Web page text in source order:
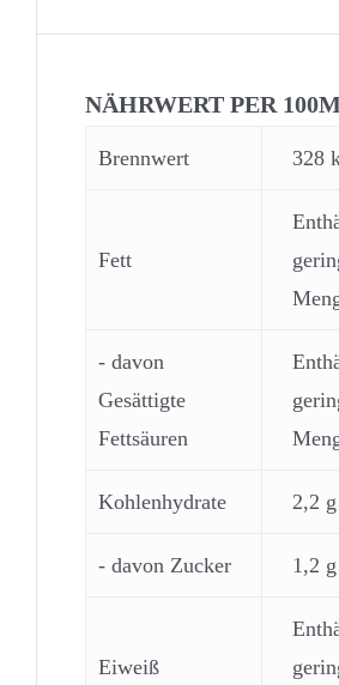
NÄHRWERT PER
Brennwert 328
Fett
- davon
Gesättigte
Fettsäuren
Kohlenhydrate 2,2 g
- davon Zucker 1,2 g
Eiweiß